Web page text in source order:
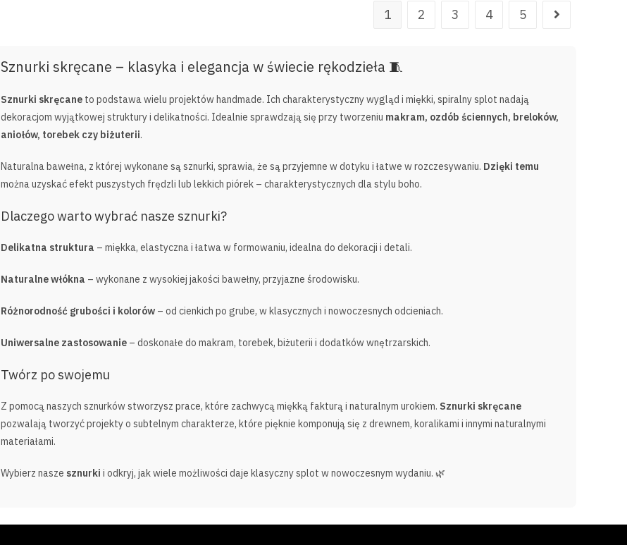
1 2 3 4 5
Sznurki skręcane – klasyka i elegancja w świecie rękodzieła 🧵
Sznurki skręcane to podstawa wielu projektów handmade. Ich charakterystyczny wygląd i miękki, spiralny splot nadają
dekoracjom wyjątkowej struktury i delikatności. Idealnie sprawdzają się przy tworzeniu makram, ozdób ściennych, breloków,
aniołów, torebek czy biżuterii.
Naturalna bawełna, z której wykonane są sznurki, sprawia, że są przyjemne w dotyku i łatwe w rozczesywaniu. Dzięki temu
można uzyskać efekt puszystych frędzli lub lekkich piórek – charakterystycznych dla stylu boho.
Dlaczego warto wybrać nasze sznurki?
Delikatna struktura – miękka, elastyczna i łatwa w formowaniu, idealna do dekoracji i detali.
Naturalne włókna – wykonane z wysokiej jakości bawełny, przyjazne środowisku.
Różnorodność grubości i kolorów – od cienkich po grube, w klasycznych i nowoczesnych odcieniach.
Uniwersalne zastosowanie – doskonałe do makram, torebek, biżuterii i dodatków wnętrzarskich.
Twórz po swojemu
Z pomocą naszych sznurków stworzysz prace, które zachwycą miękką fakturą i naturalnym urokiem. Sznurki skręcane
pozwalają tworzyć projekty o subtelnym charakterze, które pięknie komponują się z drewnem, koralikami i innymi naturalnymi
materiałami.
Wybierz nasze sznurki i odkryj, jak wiele możliwości daje klasyczny splot w nowoczesnym wydaniu. 🌿